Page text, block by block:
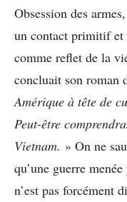
Obsession des
un contact primitif et
comme reflet de la
concluait son roman
Amérique à tête de
Peut-être
Vietnam. » On ne
qu’une guerre
n’est pas forcément